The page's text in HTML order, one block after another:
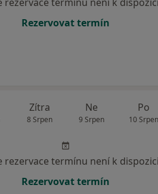
Rezervovat termín
Zítra
8 Srpen
Ne
9 Srpen
Po
10 Srpen
rezervace termínu není k dispozici
Rezervovat termín